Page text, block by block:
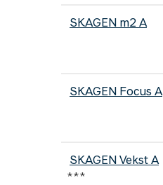
SKAGEN m2 A
SKAGEN Focus A
SKAGEN Vekst A
***